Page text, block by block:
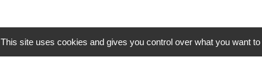
This site uses cookies and gives you control over what you want